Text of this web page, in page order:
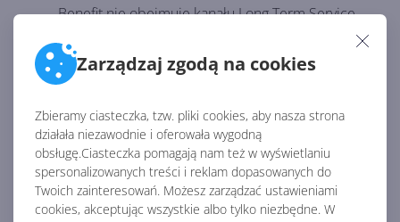
Zarządzaj zgodą na cookies
Zbieramy ciasteczka, tzw. pliki cookies, aby nasza strona
działała niezawodnie i oferowała wygodną
obsługę.Ciasteczka pomagają nam też w wyświetlaniu
spersonalizowanych treści i reklam dopasowanych do
Twoich zainteresowań. Możesz zarządzać ustawieniami
cookies, akceptując wszystkie albo tylko niezbędne. W
Benefit nie obejmuje kanału Long Term Service
Wsparcie od jednego do setek użytkowników:
choć ta edycja systemu nie ma limitów co do
oferta jest zaprojektowana dla małych i średnich
firm.
Wdrażanie jednej licencji na pięciu urządzeniach:
dla każdego użytkownika objętego licencją
możesz wdrożyć Windows 10 Enterprise Edition